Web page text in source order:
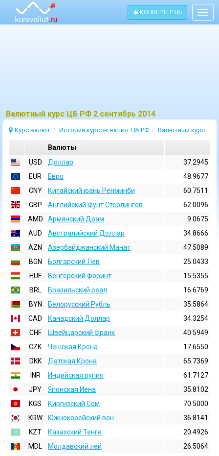
КОНВЕРТЕР ЦБ
Bалютный курс ЦБ РФ 2 сентябрь 2014
Курс валют История курсов валют ЦБ РФ Валютный курс 2 Сентябрь 2014
Валюты
USD
Доллар
37.2945
EUR
Евро
48.9677
CNY
Китайский юань Ренминби
60.7511
GBP
Английский Фунт Стерлингов
62.0096
AMD
Армянский Драм
9.0675
AUD
Австралийский Доллар
34.8666
AZN
Азербайджанский Манат
47.5089
BGN
Болгарский Лев
25.0433
HUF
Венгерский Форинт
15.5355
BRL
Бразильский реал
16.6769
BYN
Белорусский Рубль
35.5864
CAD
Канадский Доллар
34.3254
CHF
Швейцарский Франк
40.5949
CZK
Чешская Крона
17.6550
DKK
Датская Крона
65.7369
INR
Индийская pупия
61.7127
JPY
Японская Иена
35.8102
KGS
Киргизский Сом
70.5000
KRW
Южнокорейский вон
36.8141
KZT
Казахский Тенге
20.4926
MDL
Молдавский лей
26.5064